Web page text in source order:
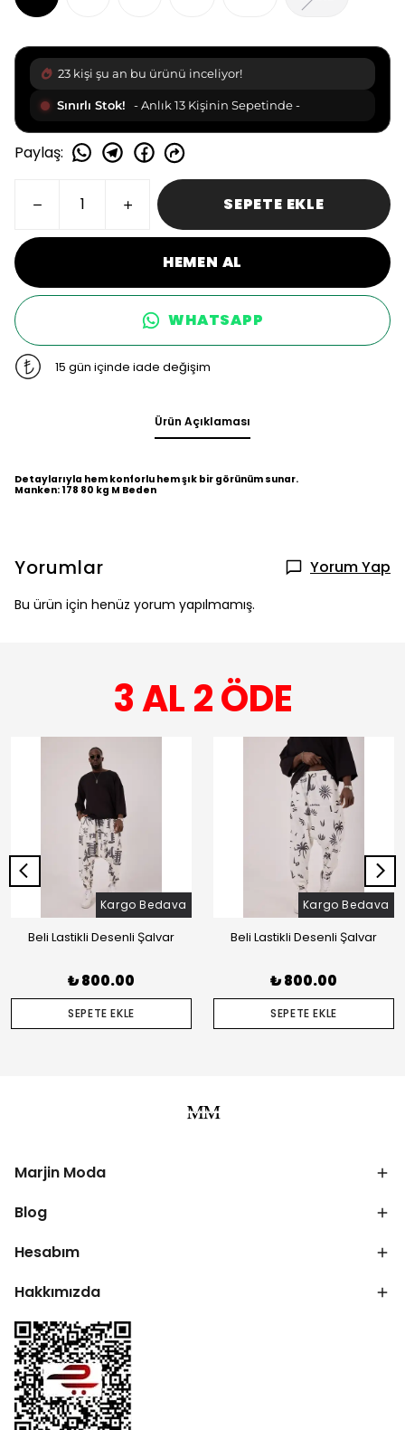
23 kişi şu an bu ürünü inceliyor!
Sınırlı Stok! - Anlık 13 Kişinin Sepetinde -
Paylaş:
SEPETE EKLE
HEMEN AL
WHATSAPP
15 gün içinde iade değişim
Ürün Açıklaması
Detaylarıyla hem konforlu hem şık bir görünüm sunar.
Manken: 178 80 kg M Beden
Yorumlar Yorum Yap
Bu ürün için henüz yorum yapılmamış.
3 AL 2 ÖDE
Kargo Bedava
Beli Lastikli Desenli Şalvar
₺ 800.00
SEPETE EKLE
Kargo Bedava
Beli Lastikli Desenli Şalvar
₺ 800.00
SEPETE EKLE
Marjin Moda
Blog
Hesabım
Hakkımızda